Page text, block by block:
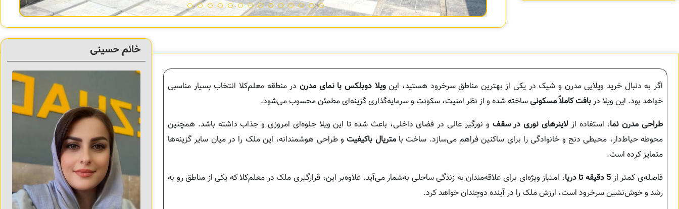
خانم حسینی
اگر به دنبال خرید ویلایی مدرن و شیک در یکی از بهترین مناطق سرخرود هستید، اینویلا دوبلکس با نمای مدرن در منطقه معلم‌کلا انتخاب بسیار مناسبی
خواهد بود. این ویلا دربافت کاملاً مسکونیساخته شده و از نظر امنیت، سکونت و سرمایه‌گذاری گزینه‌ای مطمئن محسوب می‌شود.
طراحی مدرن نما، استفاده از لاینرهای نوری در سقف و نورگیر عالی در فضای داخلی، باعث شده تا این ویلا جلوه‌ای امروزی و جذاب داشته باشد. همچنین
محوطه حیاط‌دار، محیطی دنج و خانوادگی را برای ساکنین فراهم می‌سازد. ساخت بامتریال باکیفیتو طراحی هوشمندانه، این ملک را در میان سایر گزینه‌ها
متمایز کرده است.
فاصله‌ی کمتر از 5 دقیقه تا دریا
، امتیاز ویژه‌ای برای علاقه‌مندان به زندگی ساحلی به‌شمار می‌آید. علاوه‌بر این، قرارگیری ملک در معلم‌کلا که یکی از مناطق رو به
رشد و خوش‌نشین سرخرود است، ارزش ملک را در آینده دوچندان خواهد کرد.